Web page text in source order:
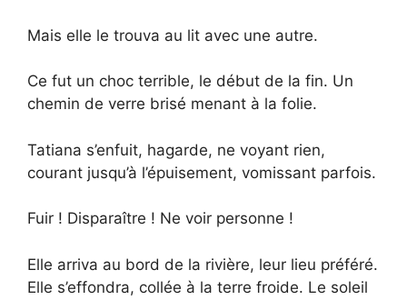
Mais elle le trouva au lit avec une autre.
Ce fut un choc terrible, le début de la fin. Un
chemin de verre brisé menant à la folie.
Tatiana s’enfuit, hagarde, ne voyant rien,
courant jusqu’à l’épuisement, vomissant parfois.
Fuir ! Disparaître ! Ne voir personne !
Elle arriva au bord de la rivière, leur lieu préféré.
Elle s’effondra, collée à la terre froide. Le soleil